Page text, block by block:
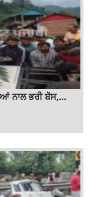
ਨਾਲ ਭਰੀ ਬੱਸ,...